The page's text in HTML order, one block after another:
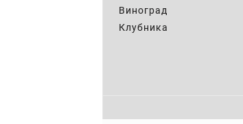
Виноград
Клубника